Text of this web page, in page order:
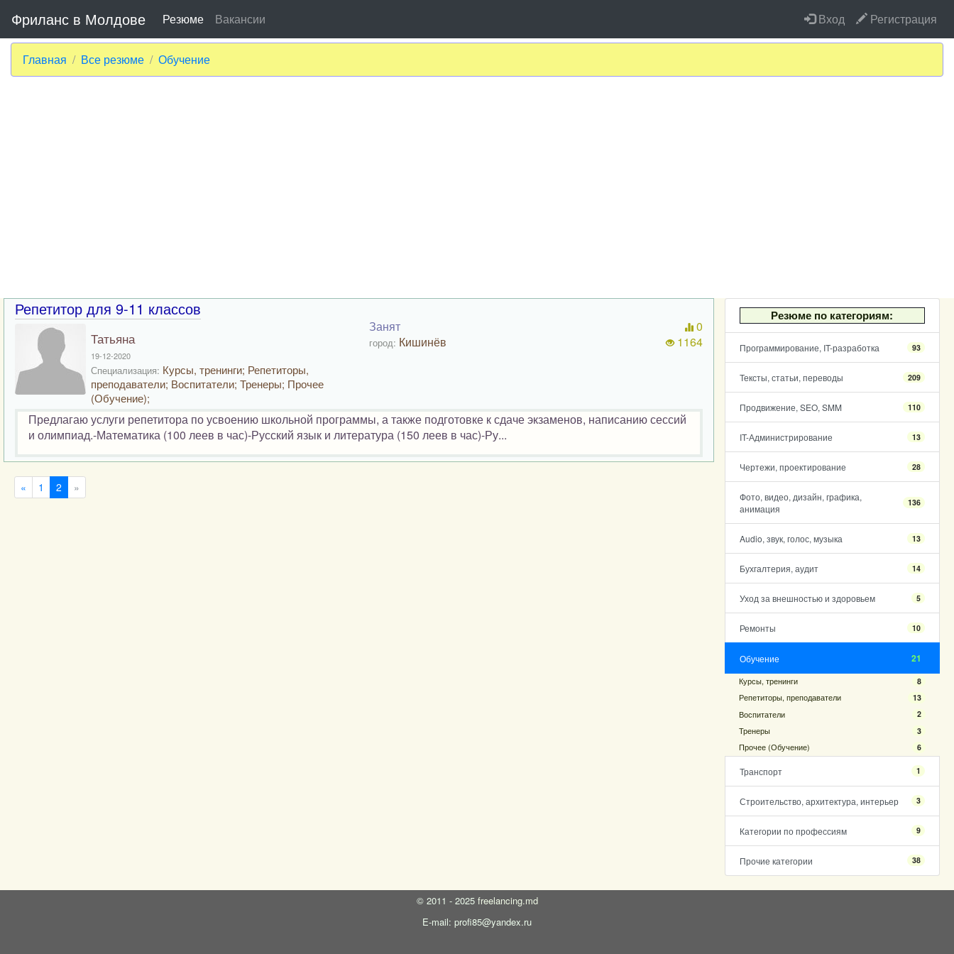
Фриланс в Молдове Резюме Вакансии Вход Регистрация
Главная Все резюме Обучение
Резюме по категориям:
Программирование, IT-разработка 93
Тексты, статьи, переводы 209
Продвижение, SEO, SMM 110
IT-Администрирование 13
Чертежи, проектирование 28
Фото, видео, дизайн, графика,
анимация
136
Audio, звук, голос, музыка 13
Бухгалтерия, аудит 14
Уход за внешностью и здоровьем 5
Ремонты 10
Обучение 21
Курсы, тренинги 8
Репетиторы, преподаватели 13
Воспитатели 2
Тренеры 3
Прочее (Обучение) 6
Транспорт 1
Строительство, архитектура, интерьер 3
Категории по профессиям 9
Прочие категории 38
Репетитор для 9-11 классов
Татьяна
19-12-2020
Специализация: Курсы, тренинги; Репетиторы,
преподаватели; Воспитатели; Тренеры; Прочее
(Обучение);
Занят
город: Кишинёв
0
1164
Предлагаю услуги репетитора по усвоению школьной программы, а также подготовке к сдаче экзаменов, написанию сессий
и олимпиад.-Математика (100 леев в час)-Русский язык и литература (150 леев в час)-Ру...
« 1 2 »
© 2011 - 2025 freelancing.md
E-mail: profi85@yandex.ru